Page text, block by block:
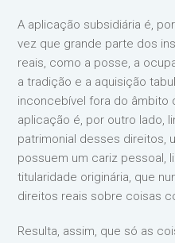
A aplicação subsidiária é,
vez que grande parte dos
reais, como a posse, a
a tradição e a aquisição
inconcebível fora do âmbito
aplicação é, por outro lado,
patrimonial desses direitos,
possuem um cariz pessoal,
titularidade originária, que
direitos reais sobre coisas
Resulta, assim, que só as